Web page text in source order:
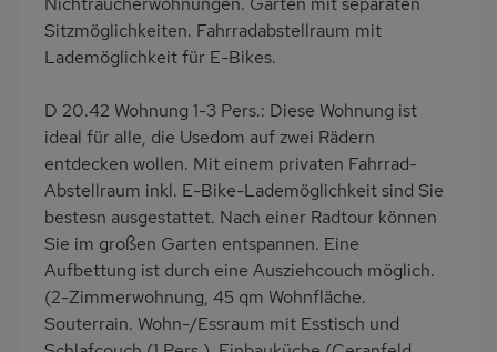
Nichtraucher
Haustiere/Hund
verboten
Sitzmöglichkeiten. Fahrradabstellraum mit
Lademöglichkeit für E-Bikes.
D 20.42 Wohnung 1-3 Pers.: Diese Wohnung ist
ideal für alle, die Usedom auf zwei Rädern
entdecken wollen. Mit einem privaten Fahrrad-
Abstellraum inkl. E-Bike-Lademöglichkeit sind Sie
bestesn ausgestattet. Nach einer Radtour können
Sie im großen Garten entspannen. Eine
Aufbettung ist durch eine Ausziehcouch möglich.
(2-Zimmerwohnung, 45 qm Wohnfläche.
Souterrain. Wohn-/Essraum mit Esstisch und